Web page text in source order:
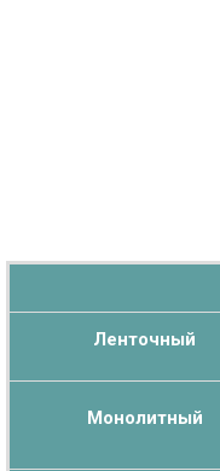
Ленточный
Монолитный